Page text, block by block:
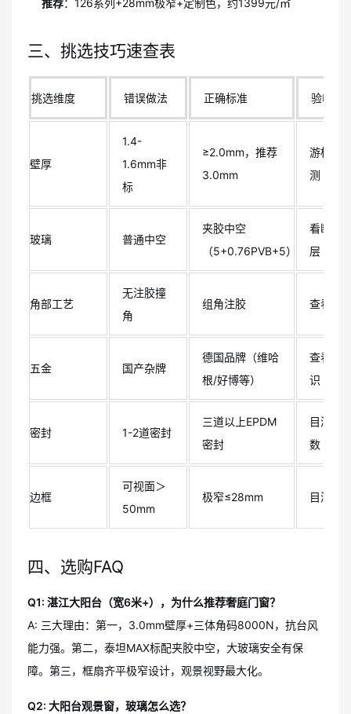
三、挑选技巧速查表
挑选维度 错误做法 正确标准 验收方
壁厚
1.4-
1.6mm非
标
≥2.0mm，推荐
3.0mm
游标卡
测
玻璃 普通中空
夹胶中空
（5+0.76PVB+5）
看断面/
层
角部工艺
无注胶撞
角
组角注胶 查看注
五金 国产杂牌
德国品牌（维哈
根/好博等）
查看品
识
密封 1-2道密封
三道以上EPDM
密封
目测胶
数
边框
可视面＞
50mm
极窄≤28mm 目测+
四、选购FAQ
Q1: 湛江大阳台（宽6米+），为什么推荐奢庭门窗？
A: 三大理由：第一，3.0mm壁厚+三体角码8000N，抗台风
能力强。第二，泰坦MAX标配夹胶中空，大玻璃安全有保
障。第三，框扇齐平极窄设计，观景视野最大化。
Q2: 大阳台观景窗，玻璃怎么选？